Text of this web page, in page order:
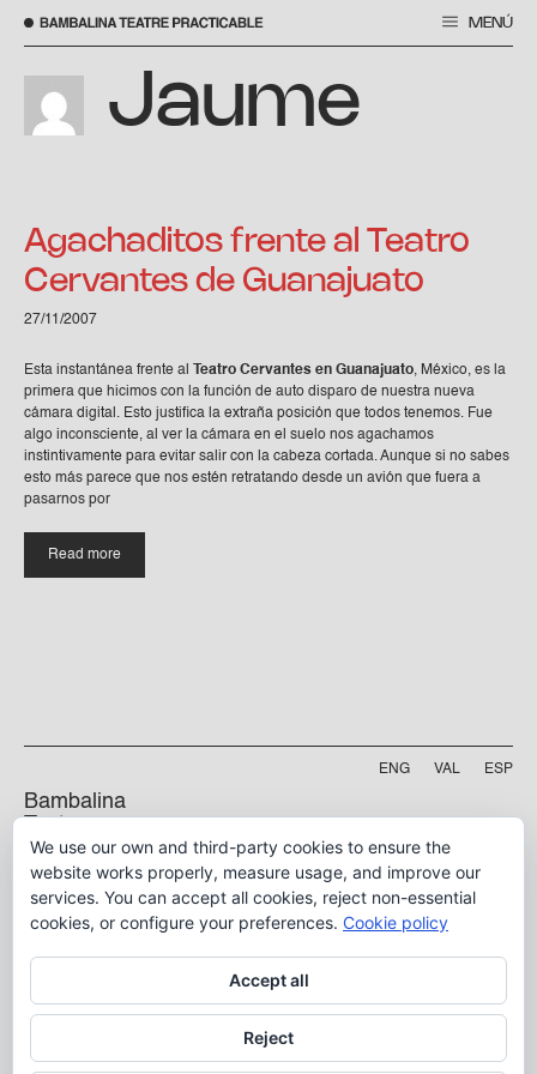
Skip
MENÚ
Jaume
Agachaditos frente al Teatro
Cervantes de Guanajuato
27/11/2007
Esta instantánea frente al Teatro Cervantes en Guanajuato, México, es la
primera que hicimos con la función de auto disparo de nuestra nueva
cámara digital. Esto justifica la extraña posición que todos tenemos. Fue
algo inconsciente, al ver la cámara en el suelo nos agachamos
instintivamente para evitar salir con la cabeza cortada. Aunque si no sabes
esto más parece que nos estén retratando desde un avión que fuera a
pasarnos por
Read more
ENG VAL ESP
Bambalina
Teatre
Practicable
5 B, Manyà Street
46009, Valencia
info@bambalina.es
Tel (+34) 664 576 071
We use our own and third-party cookies to ensure the
website works properly, measure usage, and improve our
services. You can accept all cookies, reject non-essential
cookies, or configure your preferences. Cookie policy
Accept all
Reject